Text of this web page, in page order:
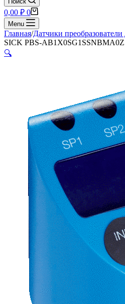
Корзина
0,00 ₽ 0
Menu
Главная/Датчики преобразователи
SICK PBS-AB1X0SG1SSNBMA0Z
🔍